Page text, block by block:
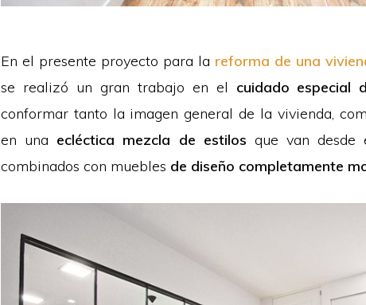
En el presente proyecto para la reforma de una
se realizó un gran trabajo en el cuidado especial
conformar tanto la imagen general de la vivienda,
en una ecléctica mezcla de estilos que van desde
combinados con muebles de diseño completamente